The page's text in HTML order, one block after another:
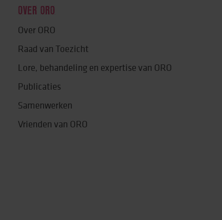
OVER ORO
Over ORO
Raad van Toezicht
Lore, behandeling en expertise van ORO
Publicaties
Samenwerken
Vrienden van ORO